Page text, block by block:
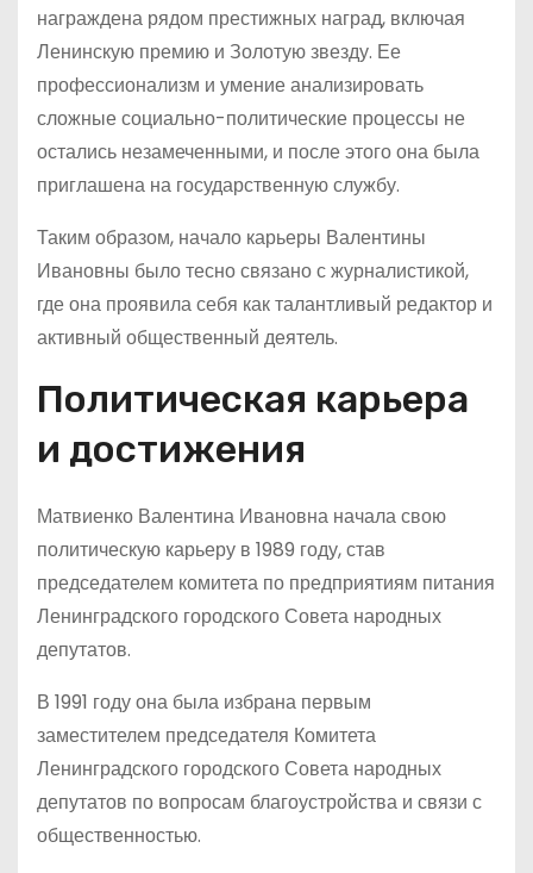
награждена рядом престижных наград, включая
Ленинскую премию и Золотую звезду. Ее
профессионализм и умение анализировать
сложные социально-политические процессы не
остались незамеченными, и после этого она была
приглашена на государственную службу.
Таким образом, начало карьеры Валентины
Ивановны было тесно связано с журналистикой,
где она проявила себя как талантливый редактор и
активный общественный деятель.
Политическая карьера
и достижения
Матвиенко Валентина Ивановна начала свою
политическую карьеру в 1989 году, став
председателем комитета по предприятиям питания
Ленинградского городского Совета народных
депутатов.
В 1991 году она была избрана первым
заместителем председателя Комитета
Ленинградского городского Совета народных
депутатов по вопросам благоустройства и связи с
общественностью.